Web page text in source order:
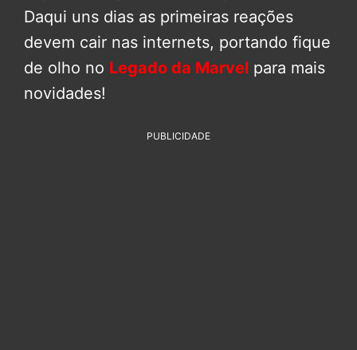
Daqui uns dias as primeiras reações
devem cair nas internets, portando fique
de olho no Legado da Marvel para mais
novidades!
PUBLICIDADE